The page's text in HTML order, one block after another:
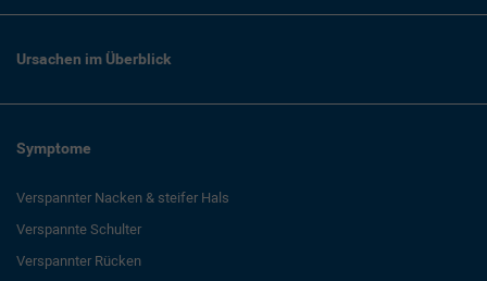
Ursachen im Überblick
Symptome
Verspannter Nacken & steifer Hals
Verspannte Schulter
Verspannter Rücken